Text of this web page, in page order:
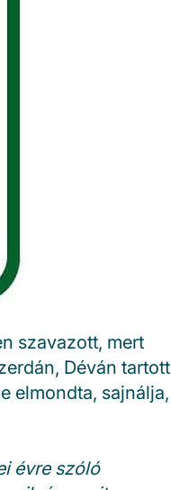
szavazott, mert
Déván tartott
elmondta, sajnálja,
évre szóló